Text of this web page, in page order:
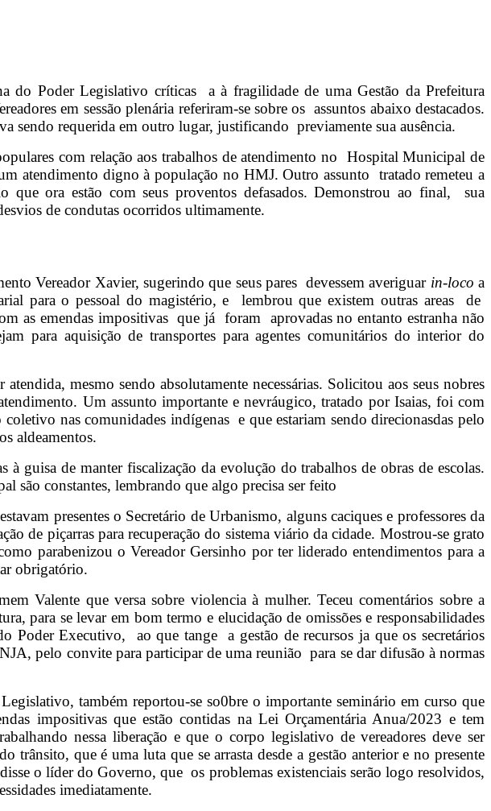
do Poder Legislativo críticas a à fragilidade de uma Gestão da Prefeitura
em sessão plenária referiram-se sobre os assuntos abaixo destacados.
sendo requerida em outro lugar, justificando previamente sua ausência.
com relação aos trabalhos de atendimento no Hospital Municipal de
atendimento digno à população no HMJ. Outro assunto tratado remeteu a
que ora estão com seus proventos defasados. Demonstrou ao final, sua
de condutas ocorridos ultimamente.
Vereador Xavier, sugerindo que seus pares devessem averiguar in-loco a
para o pessoal do magistério, e lembrou que existem outras areas de
as emendas impositivas que já foram aprovadas no entanto estranha não
para aquisição de transportes para agentes comunitários do interior do
mesmo sendo absolutamente necessárias. Solicitou aos seus nobres
Um assunto importante e nevráugico, tratado por Isaias, foi com
nas comunidades indígenas e que estariam sendo direcionasdas pelo
aldeamentos.
de manter fiscalização da evolução do trabalhos de obras de escolas.
são constantes, lembrando que algo precisa ser feito
presentes o Secretário de Urbanismo, alguns caciques e professores da
de piçarras para recuperação do sistema viário da cidade. Mostrou-se grato
parabenizou o Vereador Gersinho por ter liderado entendimentos para a
obrigatório.
Valente que versa sobre violencia à mulher. Teceu comentários sobre a
para se levar em bom termo e elucidação de omissões e responsabilidades
Poder Executivo, ao que tange a gestão de recursos ja que os secretários
pelo convite para participar de uma reunião para se dar difusão à normas
também reportou-se so0bre o importante seminário em curso que
impositivas que estão contidas na Lei Orçamentária Anua/2023 e tem
nessa liberação e que o corpo legislativo de vereadores deve ser
trânsito, que é uma luta que se arrasta desde a gestão anterior e no presente
o líder do Governo, que os problemas existenciais serão logo resolvidos,
imediatamente.